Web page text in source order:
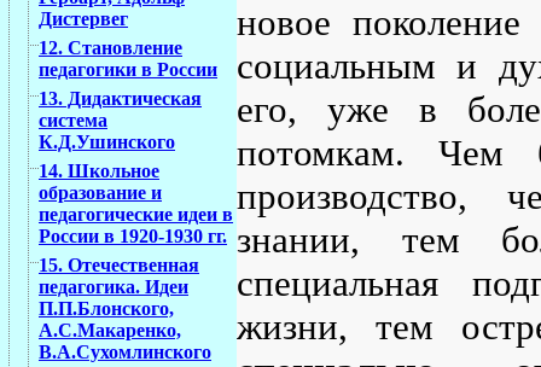
Дистервег
12. Становление
педагогики в России
13. Дидактическая
система
К.Д.Ушинского
14. Школьное
образование и
педагогические идеи в
России в 1920-1930 гг.
15. Отечественная
педагогика. Идеи
П.П.Блонского,
А.С.Макаренко,
В.А.Сухомлинского
новое поколение
социальным и
его, уже в
потомкам. Чем
производство,
знании, тем
специальная
жизни, тем